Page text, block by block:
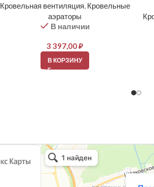
Кровельная вентиляция, Кровельные
аэраторы
В наличии
3 397,00₽
В КОРЗИНУ
Планета кровли
Кровля и кровельные материалы в
Окна в Балашихе